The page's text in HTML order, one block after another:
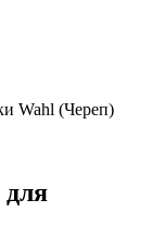
Wahl (Череп)